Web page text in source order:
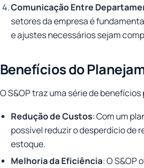
Comunicação Entre
setores da empresa é
e ajustes necessários sejam
Benefícios do
O S&OP traz uma série de
Redução de Custos: Com um
possível reduzir o desperdício de
estoque.
Melhoria da Eficiência: O S&OP